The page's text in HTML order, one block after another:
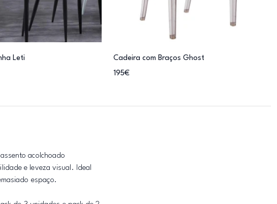
Leti
Cadeira com Braços Ghost
195€
acolchoado
e leveza visual. Ideal
espaço.